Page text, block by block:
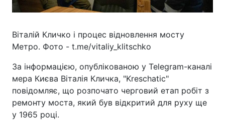
Віталій Кличко і процес відновлення мосту
Метро. Фото - t.me/vitaliy_klitschko
За інформацією, опублікованою у Telegram-каналі
мера Києва Віталія Кличка, "Kreschatic"
повідомляє, що розпочато черговий етап робіт з
ремонту моста, який був відкритий для руху ще
у 1965 році.